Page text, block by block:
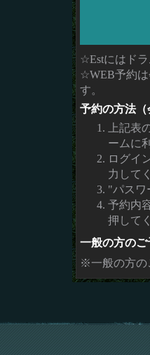
☆Estにはド
☆WEB予約
す。
予約の方法
上記表
ームに
ログイ
力して
"パスワ
予約内
押して
一般の方のご
※一般の方の